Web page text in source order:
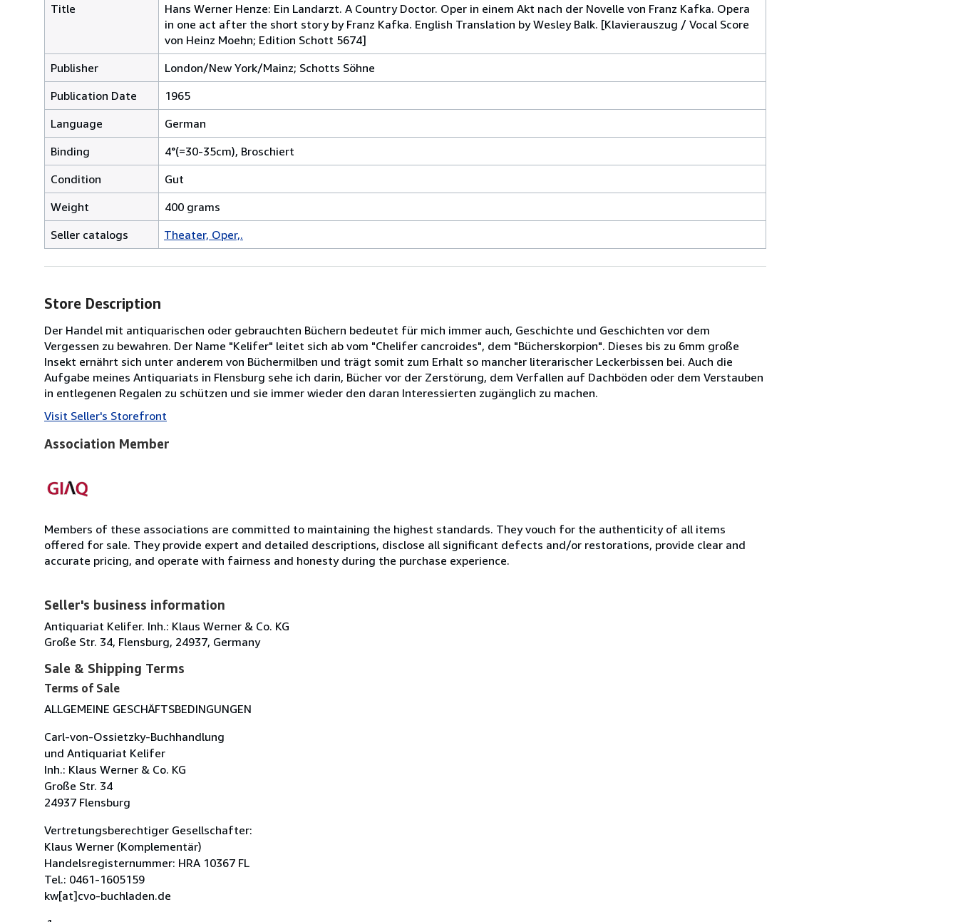
Title
Hans Werner Henze: Ein Landarzt. A Country Doctor. Oper in einem Akt nach der Novelle von Franz Kafka. Opera
in one act after the short story by Franz Kafka. English Translation by Wesley Balk. [Klavierauszug / Vocal Score
von Heinz Moehn; Edition Schott 5674]
Publisher
London/New York/Mainz; Schotts Söhne
Publication Date
1965
Language
German
Binding
4°(=30-35cm), Broschiert
Condition
Gut
Weight
400 grams
Seller catalogs
Theater, Oper,.
Store Description
Der Handel mit antiquarischen oder gebrauchten Büchern bedeutet für mich immer auch, Geschichte und Geschichten vor dem
Vergessen zu bewahren. Der Name "Kelifer" leitet sich ab vom "Chelifer cancroides", dem "Bücherskorpion". Dieses bis zu 6mm große
Insekt ernährt sich unter anderem von Büchermilben und trägt somit zum Erhalt so mancher literarischer Leckerbissen bei. Auch die
Aufgabe meines Antiquariats in Flensburg sehe ich darin, Bücher vor der Zerstörung, dem Verfallen auf Dachböden oder dem Verstauben
in entlegenen Regalen zu schützen und sie immer wieder den daran Interessierten zugänglich zu machen.
Visit Seller's Storefront
Association Member
Members of these associations are committed to maintaining the highest standards. They vouch for the authenticity of all items
offered for sale. They provide expert and detailed descriptions, disclose all significant defects and/or restorations, provide clear and
accurate pricing, and operate with fairness and honesty during the purchase experience.
Seller's business information
Antiquariat Kelifer. Inh.: Klaus Werner & Co. KG
Große Str. 34, Flensburg, 24937, Germany
Sale & Shipping Terms
Terms of Sale
ALLGEMEINE GESCHÄFTSBEDINGUNGEN
Carl-von-Ossietzky-Buchhandlung
und Antiquariat Kelifer
Inh.: Klaus Werner & Co. KG
Große Str. 34
24937 Flensburg
Vertretungsberechtiger Gesellschafter:
Klaus Werner (Komplementär)
Handelsregisternummer: HRA 10367 FL
Tel.: 0461-1605159
kw[at]cvo-buchladen.de